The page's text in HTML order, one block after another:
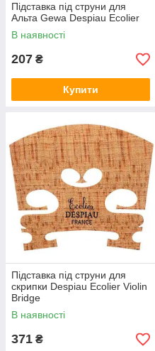
Підставка під струни для
Альта Gewa Despiau Ecolier
В наявності
207 ₴
Купити
Підставка під струни для
скрипки Despiau Ecolier Violin
Bridge
В наявності
371 ₴